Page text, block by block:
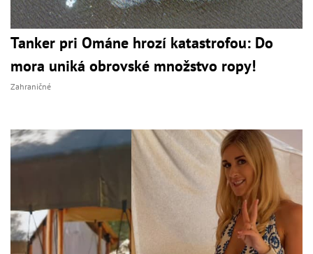
Tanker pri Ománe hrozí katastrofou: Do
mora uniká obrovské množstvo ropy!
Zahraničné